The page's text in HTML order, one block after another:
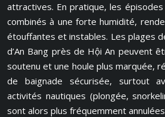
attractives. En pratique, les
combinés à une forte humidité,
étouffantes et instables. Les plages
d’An Bang près de Hội An peuvent
soutenu et une houle plus marquée,
de baignade sécurisée, surtout
activités nautiques (plongée,
sont alors plus fréquemment